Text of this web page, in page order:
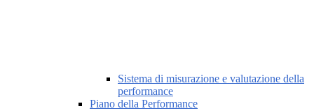
Sistema di misurazione e valutazione della
performance
Piano della Performance